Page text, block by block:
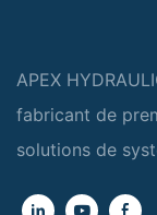
APEX
fabricant de
solutions de